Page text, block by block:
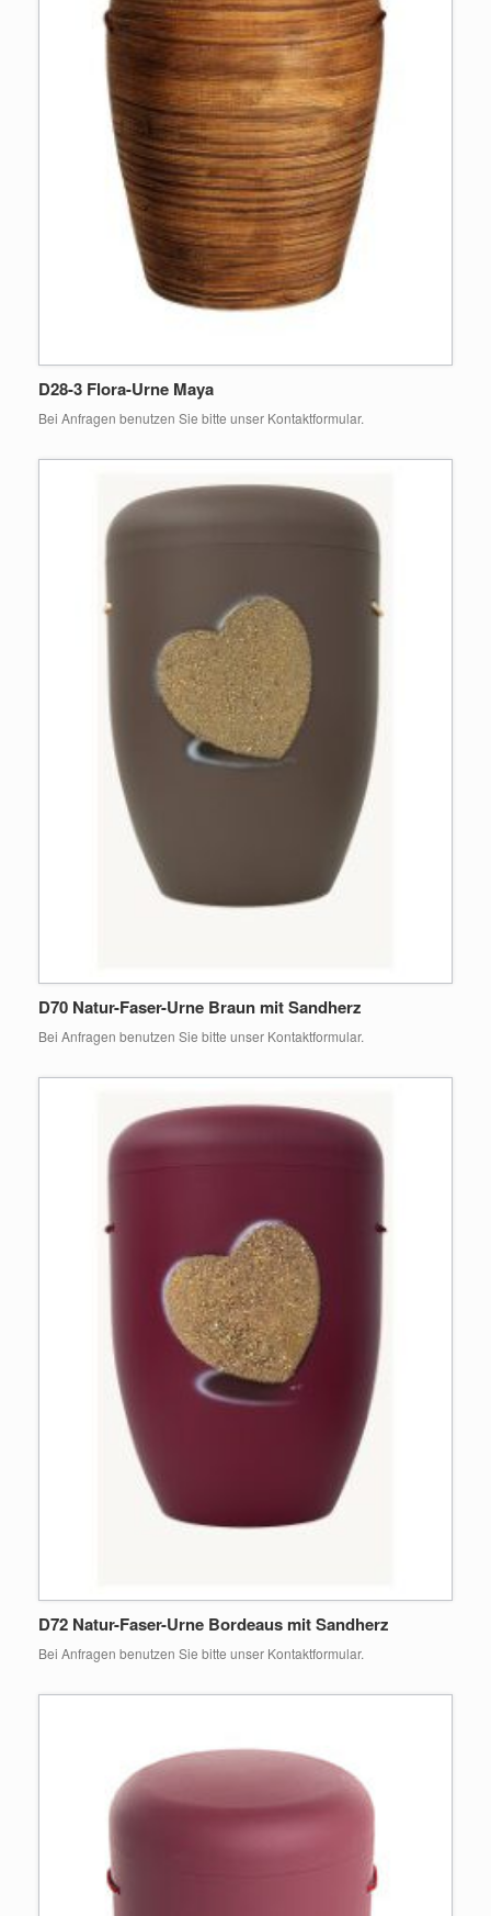
D28-3 Flora-Urne Maya ⠀
Bei Anfragen benutzen Sie bitte unser Kontaktformular.
D70 Natur-Faser-Urne Braun mit Sandherz
Bei Anfragen benutzen Sie bitte unser Kontaktformular.
D72 Natur-Faser-Urne Bordeaus mit Sandherz
Bei Anfragen benutzen Sie bitte unser Kontaktformular.